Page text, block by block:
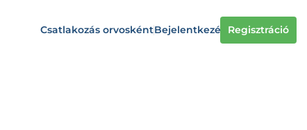
Csatlakozás orvoskéntBejelentkezés Regisztráció